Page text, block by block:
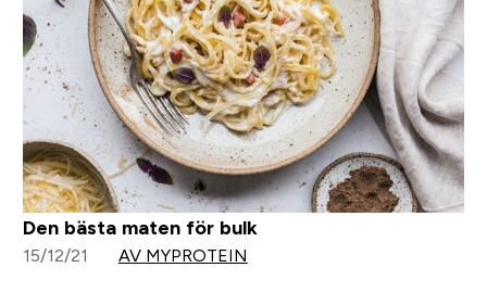
Den bästa maten för bulk
15/12/21 AV MYPROTEIN